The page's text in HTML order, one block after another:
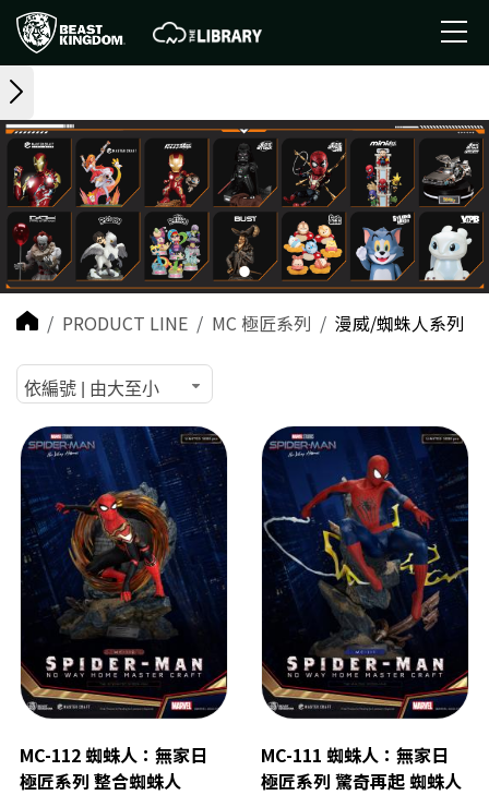
PRODUCT LINE MC 極匠系列 漫威/蜘蛛人系列
依編號 | 由大至小
MC-112 蜘蛛人：無家日
極匠系列 整合蜘蛛人
MC-111 蜘蛛人：無家日
極匠系列 驚奇再起 蜘蛛人